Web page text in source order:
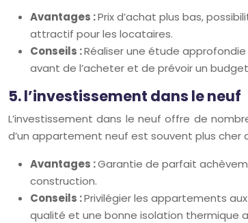
Avantages :Prix d’achat plus bas,
attractif pour les locataires.
Conseils :Réaliser une étude
avant de l’acheter et de prévoir un
5. l’investissement dans le neuf
L’investissement dans le neuf offre de
d’un appartement neuf est souvent plus
Avantages :Garantie de parfait
construction.
Conseils :Privilégier les appartements
qualité et une bonne isolation thermique